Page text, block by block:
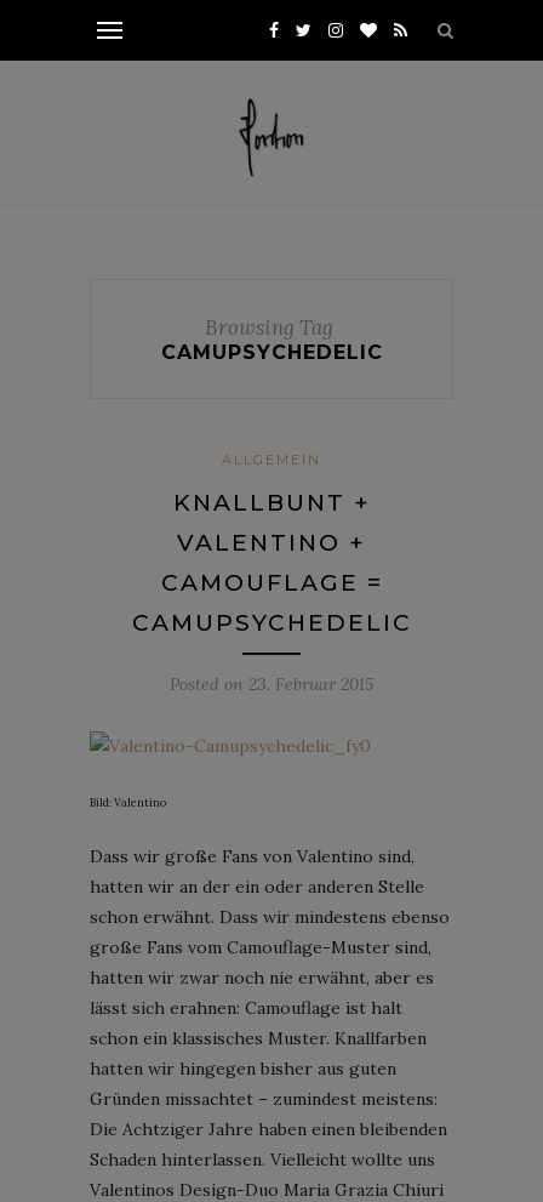
Browsing Tag
CAMUPSYCHEDELIC
ALLGEMEIN
KNALLBUNT +
VALENTINO +
CAMOUFLAGE =
CAMUPSYCHEDELIC
Posted on 23. Februar 2015
Bild: Valentino
Dass wir große Fans von Valentino sind,
hatten wir an der ein oder anderen Stelle
schon erwähnt. Dass wir mindestens ebenso
große Fans vom Camouflage-Muster sind,
hatten wir zwar noch nie erwähnt, aber es
lässt sich erahnen: Camouflage ist halt
schon ein klassisches Muster. Knallfarben
hatten wir hingegen bisher aus guten
Gründen missachtet – zumindest meistens:
Die Achtziger Jahre haben einen bleibenden
Schaden hinterlassen. Vielleicht wollte uns
Valentinos Design-Duo Maria Grazia Chiuri